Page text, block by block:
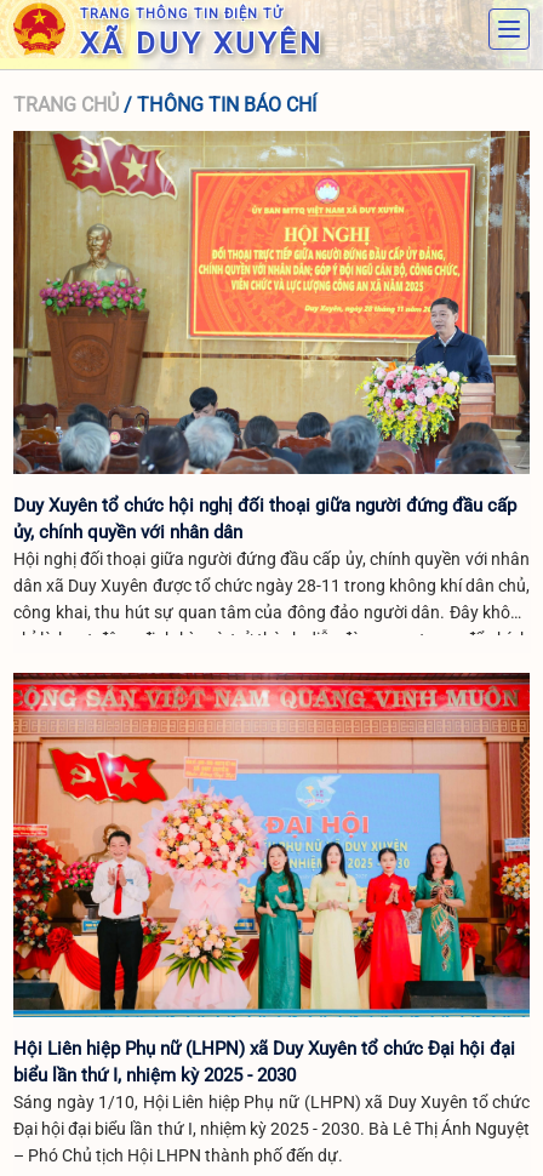
TRANG THÔNG TIN ĐIỆN TỬ
XÃ DUY XUYÊN
TRANG CHỦ / THÔNG TIN BÁO CHÍ
Duy Xuyên tổ chức hội nghị đối thoại giữa người đứng đầu cấp
ủy, chính quyền với nhân dân
Hội nghị đối thoại giữa người đứng đầu cấp ủy, chính quyền với nhân
dân xã Duy Xuyên được tổ chức ngày 28-11 trong không khí dân chủ,
công khai, thu hút sự quan tâm của đông đảo người dân. Đây không
chỉ là hoạt động định kỳ mà trở thành diễn đàn quan trọng để chính
sau các đợt mưa lũ vừa qua.
Hội Liên hiệp Phụ nữ (LHPN) xã Duy Xuyên tổ chức Đại hội đại
biểu lần thứ I, nhiệm kỳ 2025 - 2030
Sáng ngày 1/10, Hội Liên hiệp Phụ nữ (LHPN) xã Duy Xuyên tổ chức
Đại hội đại biểu lần thứ I, nhiệm kỳ 2025 - 2030. Bà Lê Thị Ánh Nguyệt
– Phó Chủ tịch Hội LHPN thành phố đến dự.